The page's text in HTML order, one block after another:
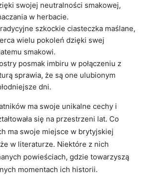
swojej neutralności smakowej,
w herbacie.
szkockie ciasteczka maślane,
wielu pokoleń dzięki swej
smakowi.
posmak imbiru w połączeniu z
sprawia, że są one ulubionym
dni.
ma swoje unikalne cechy i
się na przestrzeni lat. Co
ma swoje miejsce w brytyjskiej
w literaturze. Niektóre z nich
powieściach, gdzie towarzyszą
momentach ich historii.